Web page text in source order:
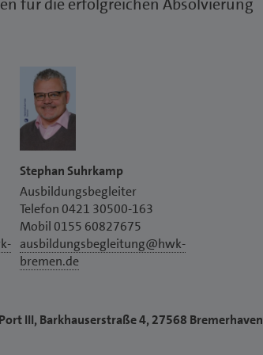
für die erfolgreichen Absolvierung
Stephan Suhrkamp
Ausbildungsbegleiter
Telefon 0421 30500-163
Mobil 0155 60827675
ausbildungsbegleitung@hwk-
bremen.de
III, Barkhauserstraße 4, 27568 Bremerhaven